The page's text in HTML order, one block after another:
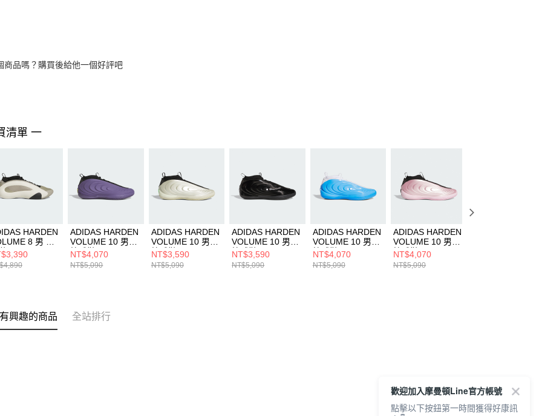
商品嗎？購買後給他一個好評吧
清單 一
HARDEN
8 男 籃
IG6649
ADIDAS HARDEN
VOLUME 10 男女
籃球鞋 JQ9426
NT$4,070
NT$5,090
ADIDAS HARDEN
VOLUME 10 男女
籃球鞋 JQ9453
NT$3,590
NT$5,090
ADIDAS HARDEN
VOLUME 10 男女
籃球鞋 JR1598
NT$3,590
NT$5,090
ADIDAS HARDEN
VOLUME 10 男女
籃球鞋 JQ9422
NT$4,070
NT$5,090
ADIDAS HARDEN
VOLUME 10 男女
籃球鞋 KI1608
NT$4,070
NT$5,090
興趣的商品 全站排行
歡迎加入摩曼頓Line官方帳號
點擊以下按鈕第一時間獲得好康訊